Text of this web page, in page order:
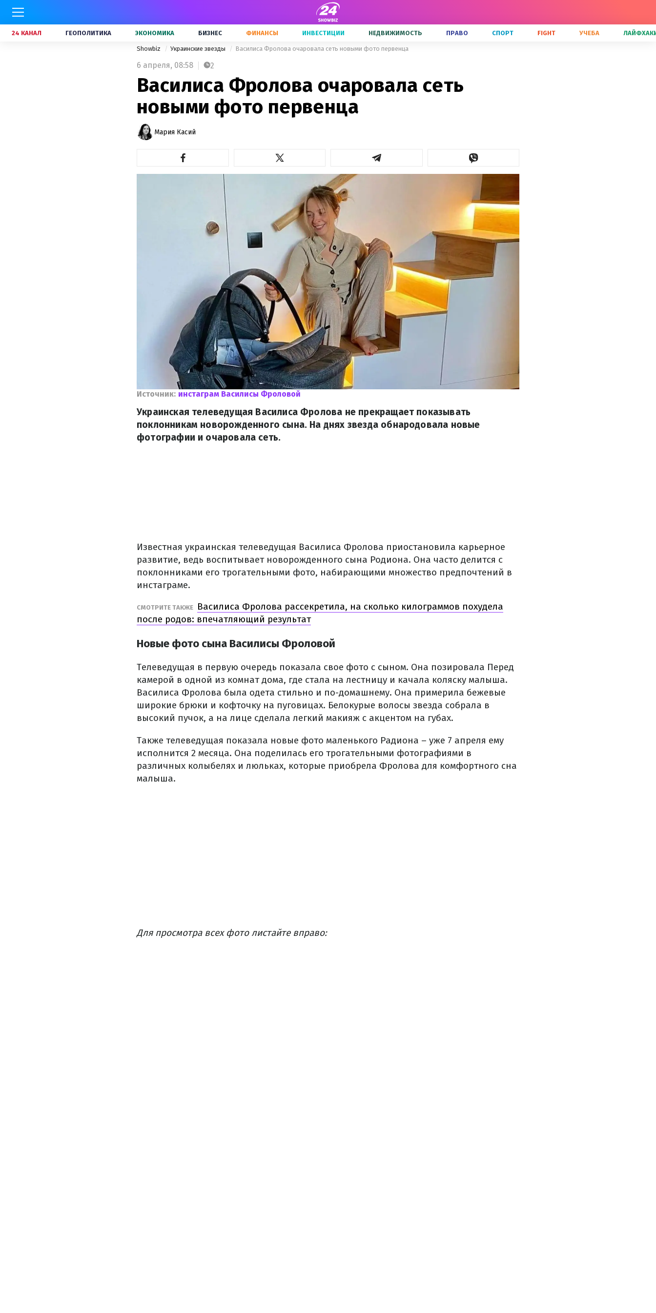
24 КАНАЛ ГЕОПОЛИТИКА ЭКОНОМИКА БИЗНЕС ФИНАНСЫ ИНВЕСТИЦИИ НЕДВИЖИМОСТЬ ПРАВО СПОРТ FIGHT УЧЕБА
Showbiz Украинские звезды Василиса Фролова очаровала сеть новыми фото первенца
6 апреля, 08:58 2
Василиса Фролова очаровала сеть
новыми фото первенца
Мария Касий
Источник: инстаграм Василисы Фроловой
Украинская телеведущая Василиса Фролова не прекращает показывать
поклонникам новорожденного сына. На днях звезда обнародовала новые
фотографии и очаровала сеть.
Известная украинская телеведущая Василиса Фролова приостановила карьерное
развитие, ведь воспитывает новорожденного сына Родиона. Она часто делится с
поклонниками его трогательными фото, набирающими множество предпочтений в
инстаграме.
СМОТРИТЕ ТАКЖЕ
Василиса Фролова рассекретила, на сколько килограммов похудела
после родов: впечатляющий результат
Новые фото сына Василисы Фроловой
Телеведущая в первую очередь показала свое фото с сыном. Она позировала Перед
камерой в одной из комнат дома, где стала на лестницу и качала коляску малыша.
Василиса Фролова была одета стильно и по-домашнему. Она примерила бежевые
широкие брюки и кофточку на пуговицах. Белокурые волосы звезда собрала в
высокий пучок, а на лице сделала легкий макияж с акцентом на губах.
Также телеведущая показала новые фото маленького Радиона – уже 7 апреля ему
исполнится 2 месяца. Она поделилась его трогательными фотографиями в
различных колыбелях и люльках, которые приобрела Фролова для комфортного сна
малыша.
Для просмотра всех фото листайте вправо: